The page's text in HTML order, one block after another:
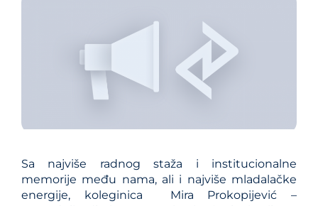
Sa najviše radnog staža i institucionalne
memorije među nama, ali i najviše mladalačke
energije, koleginica Mira Prokopijević –